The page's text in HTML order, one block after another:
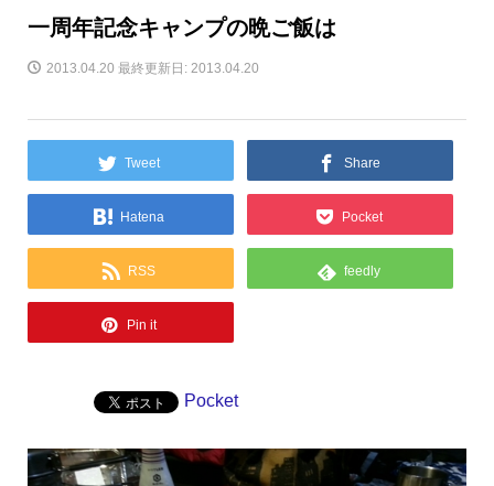
一周年記念キャンプの晩ご飯は
2013.04.20 最終更新日: 2013.04.20
Tweet Share
Hatena Pocket
RSS feedly
Pin it
Pocket